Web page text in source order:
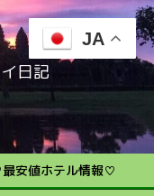
日記
安値ホテル情報♡
JA